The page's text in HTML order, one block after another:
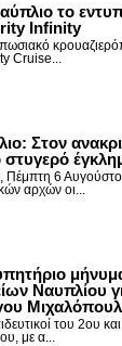
το
Infinity
Cruise...
Στον
στυγερό
Πέμπτη 6
αρχών οι...
Ναυπλίου
του 2ου
με α...